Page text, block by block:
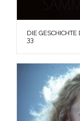
DIE
33